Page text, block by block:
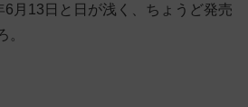
月13日と日が浅く、ちょうど発売
。